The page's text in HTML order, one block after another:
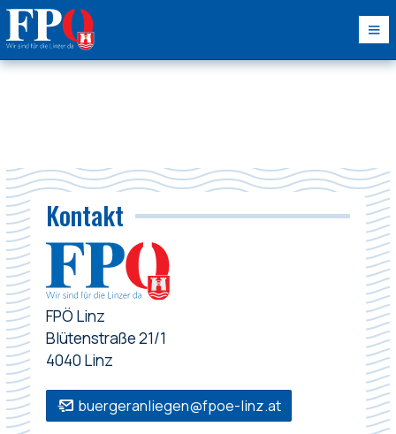
Kontakt
FPÖ Linz
Blütenstraße 21/1
4040 Linz
buergeranliegen@fpoe-linz.at